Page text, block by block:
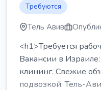
Требуются
Тель Авив
<h1>Требуется
Вакансии в
клининг. Свежие
подвозкой: Тель-